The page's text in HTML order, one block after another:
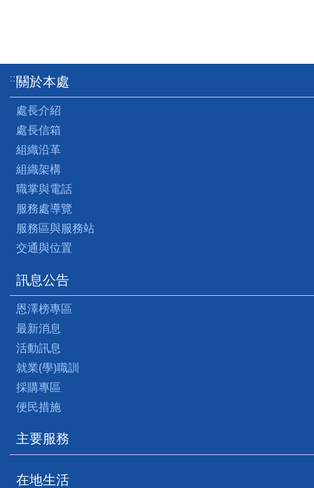
:::關於本處
處長介紹
處長信箱
組織沿革
組織架構
職掌與電話
服務處導覽
服務區與服務站
交通與位置
訊息公告
恩澤榜專區
最新消息
活動訊息
就業(學)職訓
採購專區
便民措施
主要服務
在地生活